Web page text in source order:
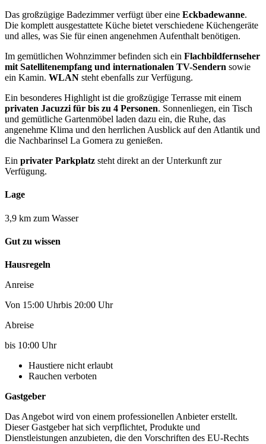
Das großzügige Badezimmer verfügt über eine Eckbadewanne.
Die komplett ausgestattete Küche bietet verschiedene Küchengeräte
und alles, was Sie für einen angenehmen Aufenthalt benötigen.
Im gemütlichen Wohnzimmer befinden sich ein Flachbildfernseher
mit Satellitenempfang und internationalen TV-Sendern sowie
ein Kamin. WLAN steht ebenfalls zur Verfügung.
Ein besonderes Highlight ist die großzügige Terrasse mit einem
privaten Jacuzzi für bis zu 4 Personen. Sonnenliegen, ein Tisch
und gemütliche Gartenmöbel laden dazu ein, die Ruhe, das
angenehme Klima und den herrlichen Ausblick auf den Atlantik und
die Nachbarinsel La Gomera zu genießen.
Ein privater Parkplatz steht direkt an der Unterkunft zur
Verfügung.
Lage
3,9 km zum Wasser
Gut zu wissen
Hausregeln
Anreise
Von 15:00 Uhrbis 20:00 Uhr
Abreise
bis 10:00 Uhr
Haustiere nicht erlaubt
Rauchen verboten
Gastgeber
Das Angebot wird von einem professionellen Anbieter erstellt.
Dieser Gastgeber hat sich verpflichtet, Produkte und
Dienstleistungen anzubieten, die den Vorschriften des EU-Rechts